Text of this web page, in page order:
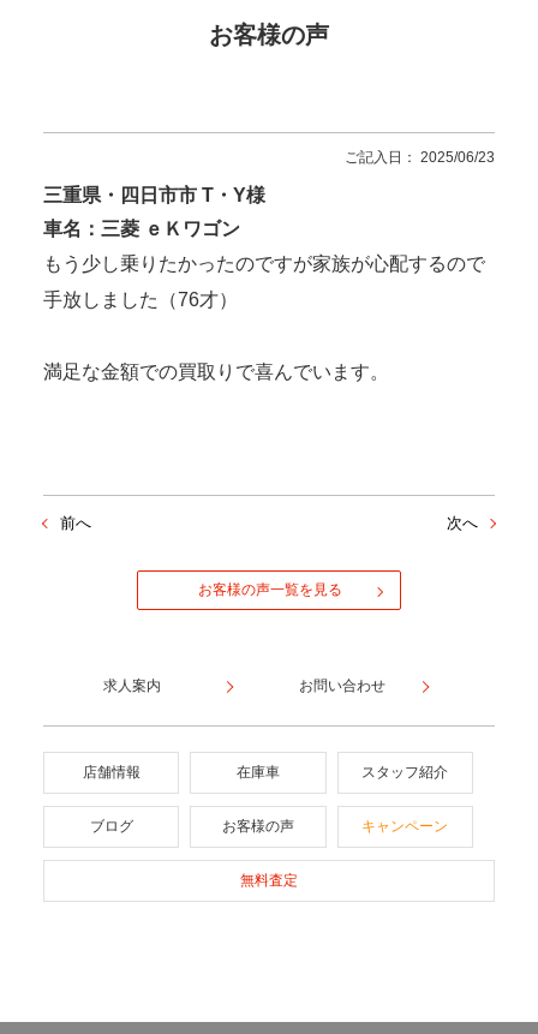
お客様の声
ご記入日： 2025/06/23
三重県・四日市市 T・Y様
車名：三菱 ｅＫワゴン
もう少し乗りたかったのですが家族が心配するので
手放しました（76才）
満足な金額での買取りで喜んでいます。
前へ 次へ
お客様の声一覧を見る
求人案内 お問い合わせ
店舗情報 在庫車 スタッフ紹介
ブログ お客様の声 キャンペーン
無料査定